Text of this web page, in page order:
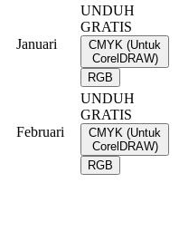
Januari
UNDUH
GRATIS
CMYK (Untuk
CorelDRAW)
RGB
Februari
UNDUH
GRATIS
CMYK (Untuk
CorelDRAW)
RGB